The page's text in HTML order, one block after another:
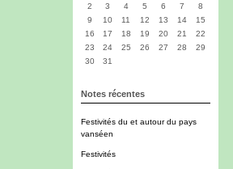
2
3 4 5 6 7
8
9
10 11 12 13 14
15
16
17 18 19 20 21
22
23
24 25 26 27 28
29
30
31
Notes récentes
Festivités du et autour du pays
vanséen
Festivités